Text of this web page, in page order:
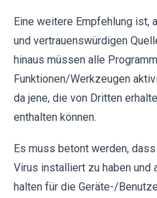
Eine weitere Empfehlung ist,
und vertrauenswürdigen
hinaus müssen alle
Funktionen/Werkzeugen
da jene, die von Dritten
enthalten können.
Es muss betont werden,
Virus installiert zu haben und
halten für die Geräte-/